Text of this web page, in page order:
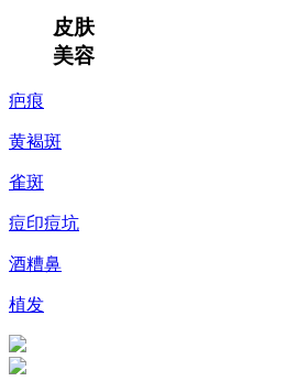
皮肤
美容
疤痕
黄褐斑
雀斑
痘印痘坑
酒糟鼻
植发